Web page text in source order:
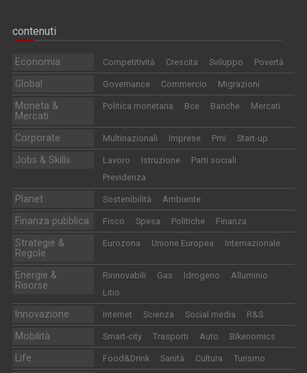
contenuti
Economia Competitività Crescita Sviluppo Povertà
Global Governance Commercio Migrazioni
Moneta &
Mercati
Politica monetaria Bce Banche Mercati
Corporate Multinazionali Imprese Pmi Start-up
Jobs & Skills Lavoro Istruzione
Parti sociali
Previdenza
Planet Sostenibilità Ambiente
Finanza pubblica Fisco Spesa Politiche Finanza
Strategie &
Regole
Eurozona Unione Europea Internazionale
Energie &
Risorse
Rinnovabili Gas Idrogeno
Alluminio
Litio
Innovazione Internet Scienza Social media R&S
Mobilità Smart-city Trasporti Auto Bikenomics
Life Food&Drink Sanità Cultura Turismo